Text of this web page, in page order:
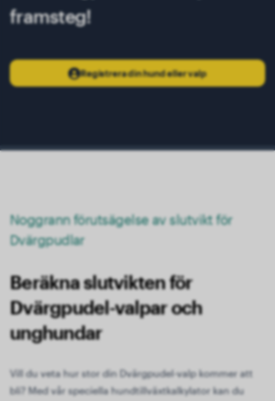
framsteg!
Registrera din hund eller valp
Noggrann förutsägelse av slutvikt för
Dvärgpudlar
Beräkna slutvikten för
Dvärgpudel-valpar och
unghundar
Vill du veta hur stor din Dvärgpudel-valp kommer att
bli? Med vår speciella hundtillväxtkalkylator kan du